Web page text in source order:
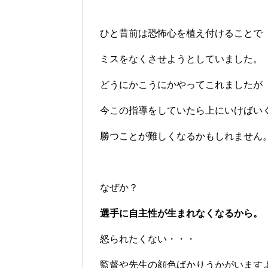
ひと昔前は恐怖心を植え付けることで
ミスをなくさせようとしていました。
どうにかこうにかやってこれましたが
今この指導をしていたら上にいけばい
勝つことが難しくなるかもしれません。
なぜか？
選手に自主性が生まれなくなるから。
怒られたくない・・・
監督や先生の顔色ばかりうかがいます